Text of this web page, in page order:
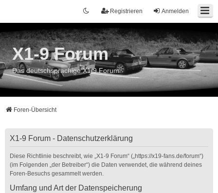
Anmelden
Registrieren
X1-9 Forum
Das deutschsprachige X1/9 Forum
Foren-Übersicht
X1-9 Forum - Datenschutzerklärung
Diese Richtlinie beschreibt, wie „X1-9 Forum“ („https://x19-fans.de/forum“)
(im Folgenden „der Betreiber“) die Daten verwendet, die während deines
Foren-Besuchs gesammelt werden.
Umfang und Art der Datenspeicherung